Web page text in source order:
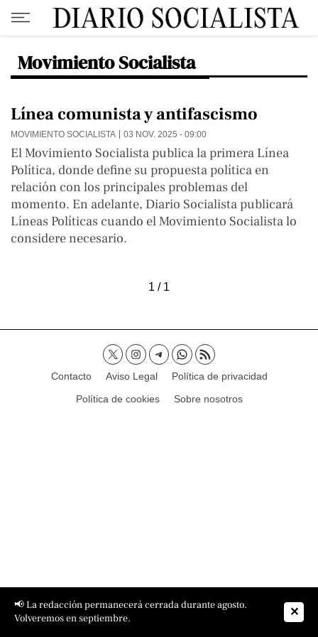
Movimiento Socialista
Línea comunista y antifascismo
MOVIMIENTO SOCIALISTA 03 NOV. 2025 - 09:00
El Movimiento Socialista publica la primera Línea
Política, donde define su propuesta política en
relación con los principales problemas del
momento. En adelante, Diario Socialista publicará
Líneas Políticas cuando el Movimiento Socialista lo
considere necesario.
1 / 1
Contacto Aviso Legal
Política de privacidad
Política de cookies
Sobre nosotros
📢 La redacción permanecerá cerrada durante agosto.
Volveremos en septiembre.
✕